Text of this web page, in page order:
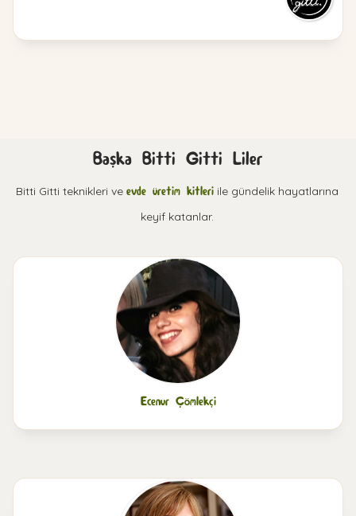
Başka Bitti Gitti Liler
Bitti Gitti teknikleri ve evde üretim kitleriile gündelik hayatlarına
keyif katanlar.
Ecenur Çömlekçi